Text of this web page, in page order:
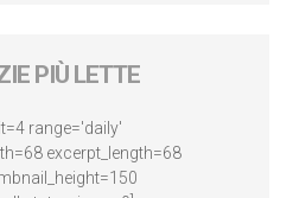
PIÙ LETTE
range='daily'
excerpt_length=68